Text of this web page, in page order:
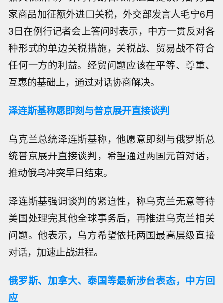
家商品加征额外进口关税，外交部发言人毛宁6月
3日在例行记者会上答问时表示，中方一贯反对各
种形式的单边关税措施，关税战、贸易战不符合
任何一方的利益。经贸问题应该在平等、尊重、
互惠的基础上，通过对话协商解决。
泽连斯基称愿即刻与普京展开直接谈判
乌克兰总统泽连斯基称，他愿意即刻与俄罗斯总
统普京展开直接谈判，希望通过两国元首对话，
推动俄乌冲突早日结束。
泽连斯基强调谈判的紧迫性，称乌克兰无意等待
美国处理完其他全球事务后，再推进乌克兰相关
问题。他表示，乌方希望依托两国最高层级直接
对话，加速止战进程。
俄罗斯、加拿大、泰国等最新涉台表态，中方回
应